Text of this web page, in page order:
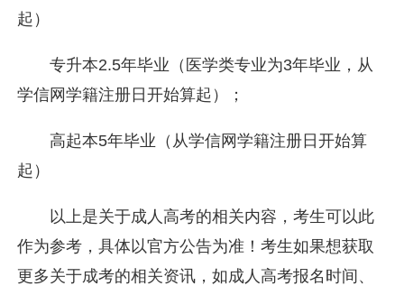
起）
专升本2.5年毕业（医学类专业为3年毕业，从
学信网学籍注册日开始算起）；
高起本5年毕业（从学信网学籍注册日开始算
起）
以上是关于成人高考的相关内容，考生可以此
作为参考，具体以官方公告为准！考生如果想获取
更多关于成考的相关资讯，如成人高考报名时间、